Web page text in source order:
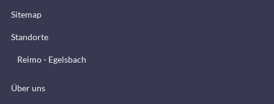
Sitemap
Standorte
Reimo - Egelsbach
Über uns